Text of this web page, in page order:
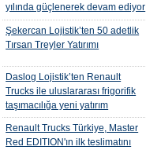
yılında güçlenerek devam ediyor
Şekercan Lojistik’ten 50 adetlik
Tırsan Treyler Yatırımı
Daslog Lojistik’ten Renault
Trucks ile uluslararası frigorifik
taşımacılığa yeni yatırım
Renault Trucks Türkiye, Master
Red EDITION'ın ilk teslimatını